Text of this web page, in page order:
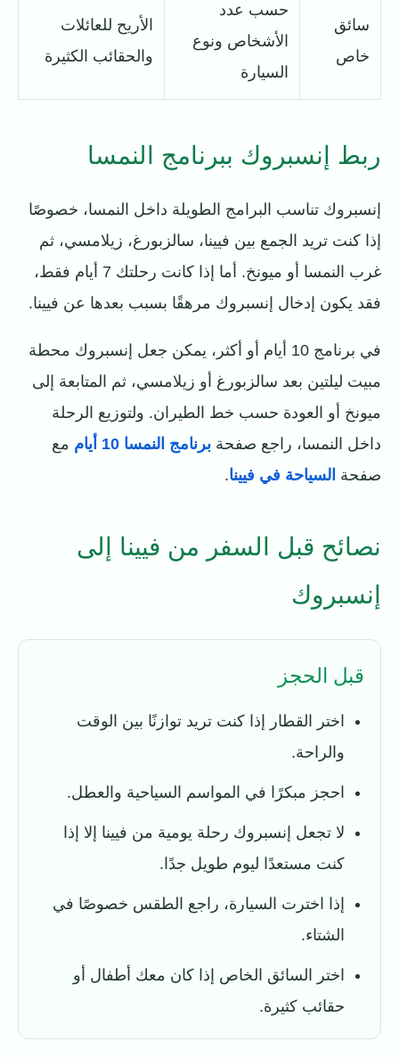
سائق
خاص
حسب عدد
الأشخاص ونوع
السيارة
الأريح للعائلات
والحقائب الكثيرة
ربط إنسبروك ببرنامج النمسا
إنسبروك تناسب البرامج الطويلة داخل النمسا، خصوصًا
إذا كنت تريد الجمع بين فيينا، سالزبورغ، زيلامسي، ثم
غرب النمسا أو ميونخ. أما إذا كانت رحلتك 7 أيام فقط،
فقد يكون إدخال إنسبروك مرهقًا بسبب بعدها عن فيينا.
في برنامج 10 أيام أو أكثر، يمكن جعل إنسبروك محطة
مبيت ليلتين بعد سالزبورغ أو زيلامسي، ثم المتابعة إلى
ميونخ أو العودة حسب خط الطيران. ولتوزيع الرحلة
داخل النمسا، راجع صفحة برنامج النمسا 10 أيام
مع
صفحة السياحة في فيينا.
نصائح قبل السفر من فيينا إلى
إنسبروك
قبل الحجز
اختر القطار إذا كنت تريد توازنًا بين الوقت
والراحة.
احجز مبكرًا في المواسم السياحية والعطل.
لا تجعل إنسبروك رحلة يومية من فيينا إلا إذا
كنت مستعدًا ليوم طويل جدًا.
إذا اخترت السيارة، راجع الطقس خصوصًا في
الشتاء.
اختر السائق الخاص إذا كان معك أطفال أو
حقائب كثيرة.